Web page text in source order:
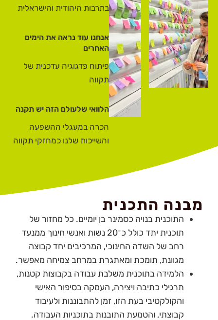
בתרבות היהודית והישראלית
אנחנו עוד נראה את הימים
האחרים
פיתוח פדגוגיה עדכנית של
תקווה
הלוואי שלעולם הזה יש תקנה
הכרה במעגלי ההשפעה
והשייכות שלנו כמחזקי תקווה
מבנה התכנית
התוכנית בנויה כסמינר בן יומיים. כל מחזור של
תוכנית יתד כולל כ־20 נשות ואנשי חינוך ממנעד
רחב של השדה החינוכי, המרכיבים יחד קבוצה
מגוונת, תומכת ומאתגרת במרחב צמיחה מאפשר.
הלמידה בתוכנית משלבת עבודה בקבוצות קטנות,
תרגילי כתיבה ויצירה, העמקה בסיפור האישי
והקולקטיבי בעת הזו, זמן להתבוננות ולעיבוד
קבוצתי, והטמעת התובנות בתוכניות העבודה.